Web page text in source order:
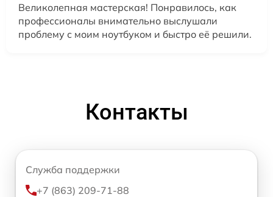
Великолепная мастерская! Понравилось, как
профессионалы внимательно выслушали
проблему с моим ноутбуком и быстро её решили.
Контакты
Служба поддержки
+7 (863) 209-71-88